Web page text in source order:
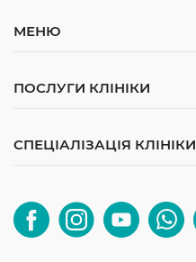
МЕНЮ
ПОСЛУГИ КЛІНІКИ
СПЕЦІАЛІЗАЦІЯ КЛІНІКИ